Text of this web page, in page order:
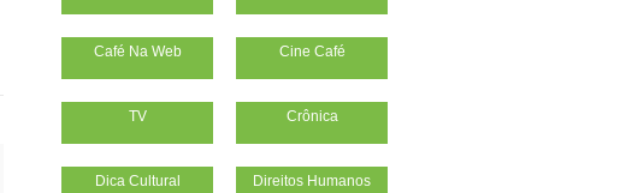
Café Na Web Cine Café
TV Crônica
Dica Cultural Direitos Humanos